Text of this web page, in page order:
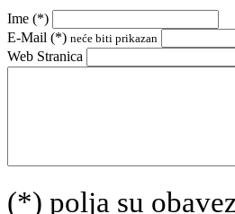
Ime (*)
E-Mail (*) neće biti prikazan
Web Stranica
(*) polja su